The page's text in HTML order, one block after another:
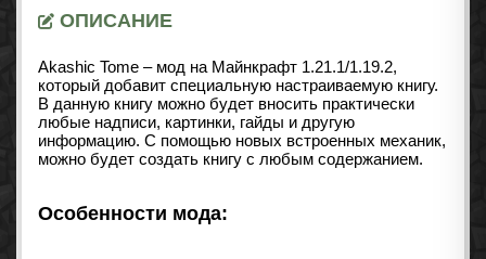
ОПИСАНИЕ
Akashic Tome – мод на Майнкрафт 1.21.1/1.19.2,
который добавит специальную настраиваемую книгу.
В данную книгу можно будет вносить практически
любые надписи, картинки, гайды и другую
информацию. С помощью новых встроенных механик,
можно будет создать книгу с любым содержанием.
Особенности мода: